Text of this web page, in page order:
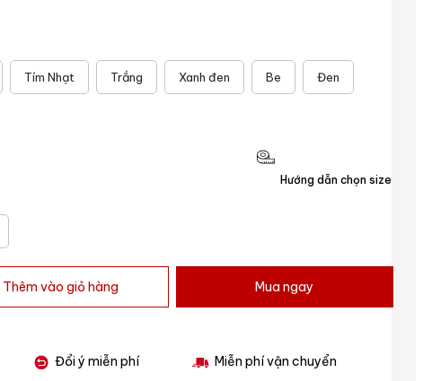
Tím Nhạt Trắng Xanh đen Be Đen
Thêm vào giỏ hàng Mua ngay
Đổi ý miễn phí Miễn phí vận chuyển
Hướng dẫn chọn size